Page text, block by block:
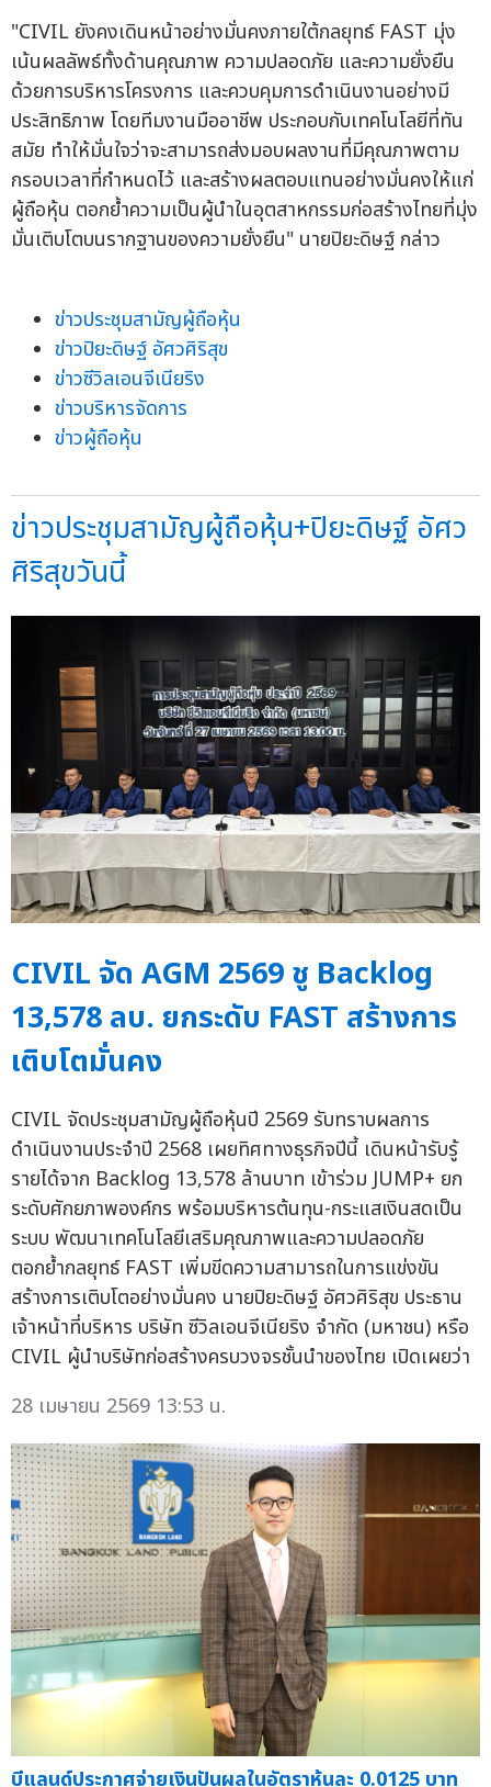
"CIVIL ยังคงเดินหน้าอย่างมั่นคงภายใต้กลยุทธ์ FAST มุ่ง
เน้นผลลัพธ์ทั้งด้านคุณภาพ ความปลอดภัย และความยั่งยืน
ด้วยการบริหารโครงการ และควบคุมการดำเนินงานอย่างมี
ประสิทธิภาพ โดยทีมงานมืออาชีพ ประกอบกับเทคโนโลยีที่ทัน
สมัย ทำให้มั่นใจว่าจะสามารถส่งมอบผลงานที่มีคุณภาพตาม
กรอบเวลาที่กำหนดไว้ และสร้างผลตอบแทนอย่างมั่นคงให้แก่
ผู้ถือหุ้น ตอกย้ำความเป็นผู้นำในอุตสาหกรรมก่อสร้างไทยที่มุ่ง
มั่นเติบโตบนรากฐานของความยั่งยืน" นายปิยะดิษฐ์ กล่าว
ข่าวประชุมสามัญผู้ถือหุ้น
ข่าวปิยะดิษฐ์ อัศวศิริสุข
ข่าวซีวิลเอนจีเนียริง
ข่าวบริหารจัดการ
ข่าวผู้ถือหุ้น
ข่าวประชุมสามัญผู้ถือหุ้น+ปิยะดิษฐ์ อัศว
ศิริสุขวันนี้
CIVIL จัด AGM 2569 ชู Backlog
13,578 ลบ. ยกระดับ FAST สร้างการ
เติบโตมั่นคง
CIVIL จัดประชุมสามัญผู้ถือหุ้นปี 2569 รับทราบผลการ
ดำเนินงานประจำปี 2568 เผยทิศทางธุรกิจปีนี้ เดินหน้ารับรู้
รายได้จาก Backlog 13,578 ล้านบาท เข้าร่วม JUMP+ ยก
ระดับศักยภาพองค์กร พร้อมบริหารต้นทุน-กระแสเงินสดเป็น
ระบบ พัฒนาเทคโนโลยีเสริมคุณภาพและความปลอดภัย
ตอกย้ำกลยุทธ์ FAST เพิ่มขีดความสามารถในการแข่งขัน
สร้างการเติบโตอย่างมั่นคง นายปิยะดิษฐ์ อัศวศิริสุข ประธาน
เจ้าหน้าที่บริหาร บริษัท ซีวิลเอนจีเนียริง จำกัด (มหาชน) หรือ
CIVIL ผู้นำบริษัทก่อสร้างครบวงจรชั้นนำของไทย เปิดเผยว่า
28 เมษายน 2569 13:53 น.
บีแลนด์ประกาศจ่ายเงินปันผลในอัตราหุ้นละ 0.0125 บาท